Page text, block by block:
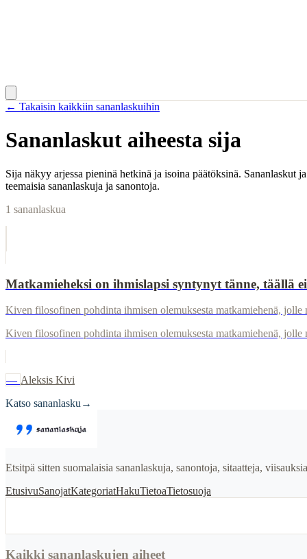
← Takaisin kaikkiin sananlaskuihin
Sananlaskut aiheesta sija
Sija näkyy arjessa pieninä hetkinä ja isoina päätöksinä. Sananlaskut
teemaisia sananlaskuja ja sanontoja.
1 sananlaskua
Matkamieheksi on ihmislapsi syntynyt tänne, täällä
Kiven filosofinen pohdinta ihmisen olemuksesta matkamiehenä,
Kiven filosofinen pohdinta ihmisen olemuksesta matkamiehenä,
— Aleksis Kivi
Katso sananlasku →
Etsitpä sitten suomalaisia sananlaskuja, sanontoja, sitaatteja,
EtusivuSanojatKategoriatHakuTietoaTietosuoja
Kaikki sananlaskujen aiheet